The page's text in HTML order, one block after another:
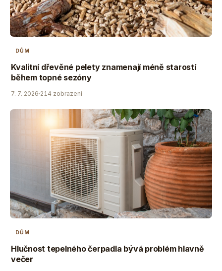
DŮM
Kvalitní dřevěné pelety znamenají méně starostí
během topné sezóny
7. 7. 2026 214 zobrazení
DŮM
Hlučnost tepelného čerpadla bývá problém hlavně
večer